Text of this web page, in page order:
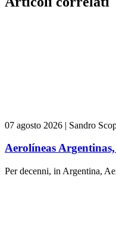
07 agosto 2026 | Sandro
Aerolíneas
Per decenni, in Argentina,